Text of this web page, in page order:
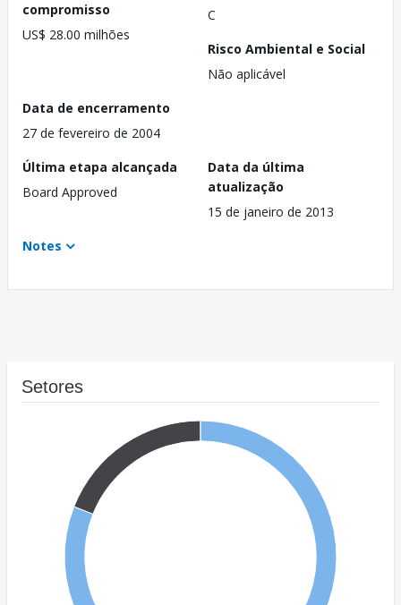
compromisso
US$ 28.00 milhões
C
Risco Ambiental e Social
Não aplicável
Data de encerramento
27 de fevereiro de 2004
Última etapa alcançada
Board Approved
Data da última
atualização
15 de janeiro de 2013
Notes
Setores